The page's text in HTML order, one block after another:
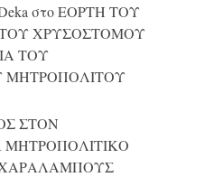
στοΕΟΡΤΗ ΤΟΥ
ΧΡΥΣΟΣΤΟΜΟΥ
ΤΟΥ
ΜΗΤΡΟΠΟΛΙΤΟΥ
ΣΤΟΝ
ΧΑΡΑΛΑΜΠΟΥΣ